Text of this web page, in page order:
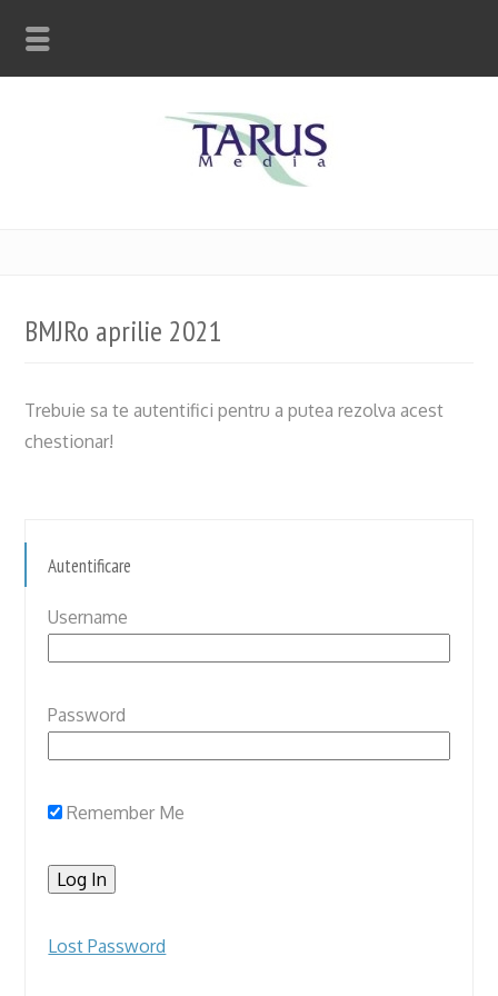
BMJRo aprilie 2021
Trebuie sa te autentifici pentru a putea rezolva acest
chestionar!
Autentificare
Username
Password
Remember Me
Lost Password